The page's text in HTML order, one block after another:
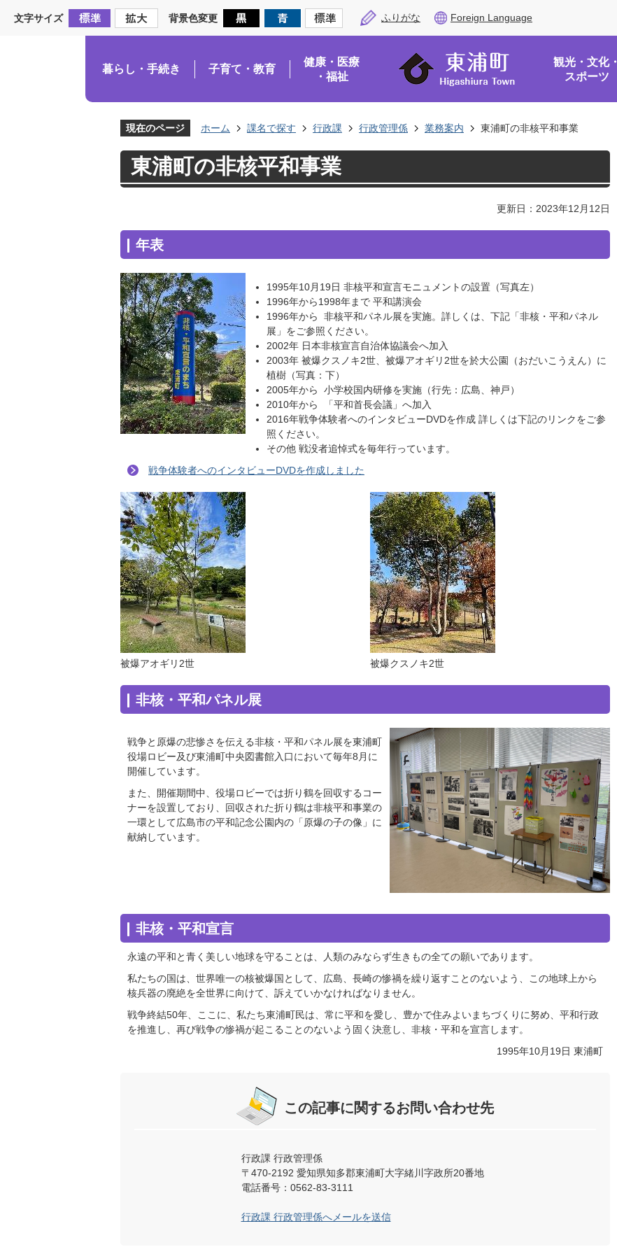
文字サイズ 背景色変更 ふりがな Foreign Language
暮らし・手続き 子育て・教育
健康・医療
・福祉
観光・文化・
スポーツ
現在のページ ホーム 課名で探す 行政課 行政管理係 業務案内 東浦町の非核平和事業
東浦町の非核平和事業
更新日：2023年12月12日
年表
1995年10月19日 非核平和宣言モニュメントの設置（写真左）
1996年から1998年まで 平和講演会
1996年から 非核平和パネル展を実施。詳しくは、下記「非核・平和パネル
展」をご参照ください。
2002年 日本非核宣言自治体協議会へ加入
2003年 被爆クスノキ2世、被爆アオギリ2世を於大公園（おだいこうえん）に
植樹（写真：下）
2005年から 小学校国内研修を実施（行先：広島、神戸）
2010年から 「平和首長会議」へ加入
2016年戦争体験者へのインタビューDVDを作成 詳しくは下記のリンクをご参
照ください。
その他 戦没者追悼式を毎年行っています。
戦争体験者へのインタビューDVDを作成しました
被爆アオギリ2世 被爆クスノキ2世
非核・平和パネル展
戦争と原爆の悲惨さを伝える非核・平和パネル展を東浦町
役場ロビー及び東浦町中央図書館入口において毎年8月に
開催しています。
また、開催期間中、役場ロビーでは折り鶴を回収するコー
ナーを設置しており、回収された折り鶴は非核平和事業の
一環として広島市の平和記念公園内の「原爆の子の像」に
献納しています。
非核・平和宣言
永遠の平和と青く美しい地球を守ることは、人類のみならず生きもの全ての願いであります。
私たちの国は、世界唯一の核被爆国として、広島、長崎の惨禍を繰り返すことのないよう、この地球上から
核兵器の廃絶を全世界に向けて、訴えていかなければなりません。
戦争終結50年、ここに、私たち東浦町民は、常に平和を愛し、豊かで住みよいまちづくりに努め、平和行政
を推進し、再び戦争の惨禍が起こることのないよう固く決意し、非核・平和を宣言します。
1995年10月19日 東浦町
この記事に関するお問い合わせ先
行政課 行政管理係
〒470-2192 愛知県知多郡東浦町大字緒川字政所20番地
電話番号：0562-83-3111
行政課 行政管理係へメールを送信